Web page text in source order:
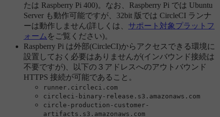
たは Raspberry Pi 400)。なお、Raspberry Pi では Ubuntu
Server も動作可能ですが、32bit 版では CircleCI ランナ
ーは動作しません(詳しくは、 サポート対象プラットフ
ォーム をご覧ください)。
Raspberry Pi は外部(CircleCI)からアクセスできる環境に
設置しておく必要はありませんが(インバウンド接続は
不要ですが)、以下の３アドレスへのアウトバウンド
HTTPS 接続が可能であること。
runner.circleci.com
circleci-binary-release.s3.amazonaws.com
circle-production-customer-
artifacts.s3.amazonaws.com